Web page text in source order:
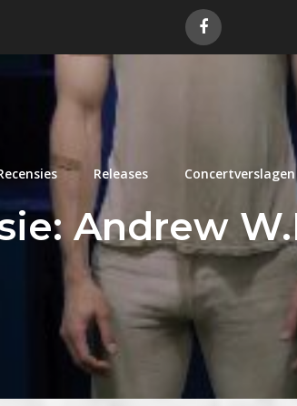
Releases Concertverslagen
Andrew